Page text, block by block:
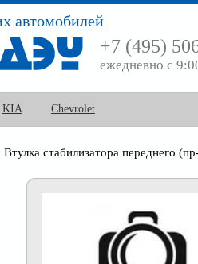
автомобилей
+7 (495)
ежедневно с
KIA Chevrolet
Втулка стабилизатора переднего